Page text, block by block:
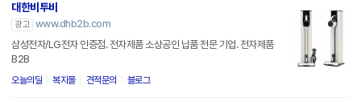
대한비투비
광고 www.dhb2b.com
삼성전자/LG전자 인증점. 전자제품 소상공인 납품 전문 기업. 전자제품
B2B
오늘의딜 복지몰 견적문의 블로그